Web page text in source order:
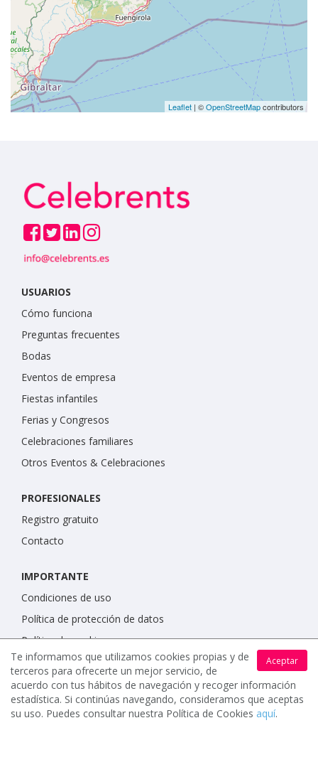
Leaflet | ©OpenStreetMapcontributors
USUARIOS
Cómo funciona
Preguntas frecuentes
Bodas
Eventos de empresa
Fiestas infantiles
Ferias y Congresos
Celebraciones familiares
Otros Eventos & Celebraciones
PROFESIONALES
Registro gratuito
Contacto
IMPORTANTE
Condiciones de uso
Política de protección de datos
Política de cookies
Aceptar
Te informamos que utilizamos cookies propias y de
terceros para ofrecerte un mejor servicio, de
acuerdo con tus hábitos de navegación y recoger información
estadística. Si continúas navegando, consideramos que aceptas
su uso. Puedes consultar nuestra Política de Cookies aquí.